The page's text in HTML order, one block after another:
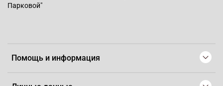
Помощь и информация
Парковой"